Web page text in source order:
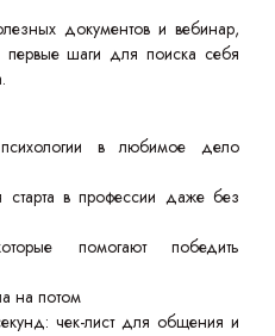
документов и вебинар,
первые шаги для поиска себя
в любимое дело
старта в профессии даже без
помогают победить
на потом
чек-лист для общения и